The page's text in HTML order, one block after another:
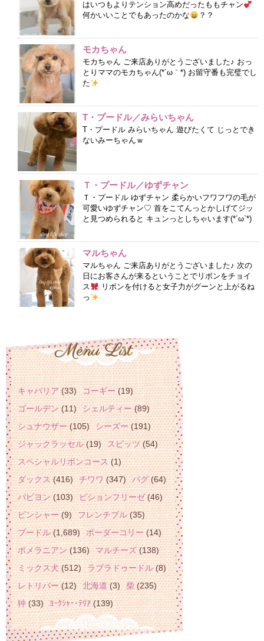
はいつもよりテンション高めだったももチャン
何かいいことでもあったのかな
？？
モカちゃん
モカちゃん ご来店ありがとうございました♪ おっ
とりママのモカちゃん(*´ω｀*) お留守番も完璧でし
た
T・プードル／みらいちゃん
T・プードル みらいちゃん 遊びたくて じっとでき
ないみーちゃんｗ
Ｔ・プードル／ゆずチャン
Ｔ・プードル ゆずチャン 柔らかいフワフワの毛が
可愛いゆずチャン♡ 首をこてんっとかしげてジッ
と見つめられると キュンっとしちゃいます(*´ω`*)
マルちゃん
マルちゃん ご来店ありがとうございました♪ 次の
日にお客さんが来るということでリボンをチョイ
ス
リボンを付けると女子力がグーンと上がるね
っ
キャバリア(33) コーギー(19)
ゴールデン(11) シェルティー(89)
シュナウザー(105) シーズー(191)
ジャックラッセル(19) スピッツ(54)
スペシャルリボンコース(1)
ダックス(416) チワワ(347) パグ(64)
パピヨン(103) ビションフリーゼ(46)
ピンシャー(9) フレンチブル(35)
プードル(1,689) ボーダーコリー(14)
ポメラニアン(136) マルチーズ(138)
ミックス犬(512) ラブラドゥードル(8)
レトリバー(12) 北海道(3) 柴(235)
狆(33) ﾖｰｸｼｬｰ･ﾃﾘｱ(139)